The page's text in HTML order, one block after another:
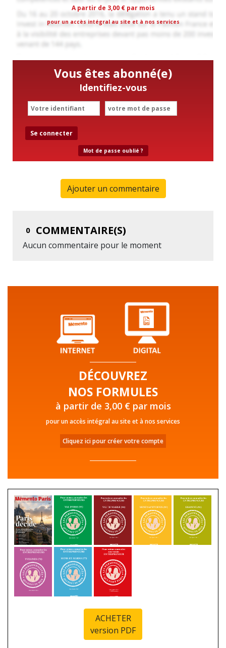
A partir de 3,00 € par mois
pour un accès intégral au site et à nos services
Vous êtes abonné(e)
Identifiez-vous
Se connecter
Mot de passe oublié ?
Ajouter un commentaire
0 COMMENTAIRE(S)
Aucun commentaire pour le moment
DÉCOUVREZ
NOS FORMULES
à partir de 3,00 € par mois
pour un accès intégral au site et à nos services
Cliquez ici pour créer votre compte
ACHETER
version PDF